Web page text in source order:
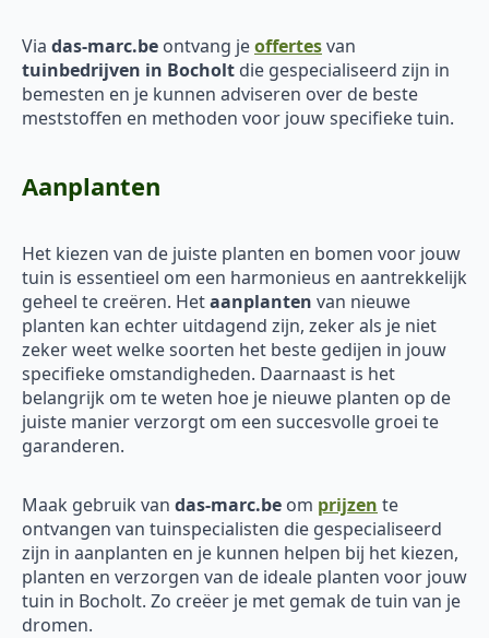
Via das-marc.be ontvang jeoffertesvan
tuinbedrijven in Bocholt die gespecialiseerd zijn in
bemesten en je kunnen adviseren over de beste
meststoffen en methoden voor jouw specifieke tuin.
Aanplanten
Het kiezen van de juiste planten en bomen voor jouw
tuin is essentieel om een harmonieus en aantrekkelijk
geheel te creëren. Hetaanplanten van nieuwe
planten kan echter uitdagend zijn, zeker als je niet
zeker weet welke soorten het beste gedijen in jouw
specifieke omstandigheden. Daarnaast is het
belangrijk om te weten hoe je nieuwe planten op de
juiste manier verzorgt om een succesvolle groei te
garanderen.
Maak gebruik van das-marc.be om prijzen te
ontvangen van tuinspecialisten die gespecialiseerd
zijn in aanplanten en je kunnen helpen bij het kiezen,
planten en verzorgen van de ideale planten voor jouw
tuin in Bocholt. Zo creëer je met gemak de tuin van je
dromen.